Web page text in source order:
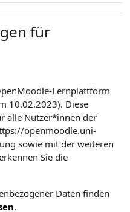
für
Lernplattform
10.02.2023). Diese
alle Nutzer*innen der
openmoodle.uni-
sowie mit der weiteren
Sie die
Daten finden
.